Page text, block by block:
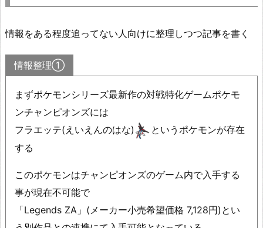
情報をある程度追ってない人向けに整理しつつ記事を書く
情報整理①
まずポケモンシリーズ最新作の対戦特化ゲームポケモ
ンチャンピオンズには
フラエッテ(えいえんのはな)
というポケモンが存在
する
このポケモンはチャンピオンズのゲーム内で入手する
事が現在不可能で
「Legends ZA」(メーカー小売希望価格 7,128円)とい